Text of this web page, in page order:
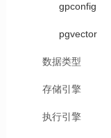
gpconfig
pgvector
数据类型
存储引擎
执行引擎